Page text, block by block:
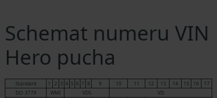
Schemat numeru VIN
Hero pucha
Standard 1 2 3 4 5 6 7 8 9 10 11 12 13 14 15 16
17
ISO 3779
WMI VDS
VIS